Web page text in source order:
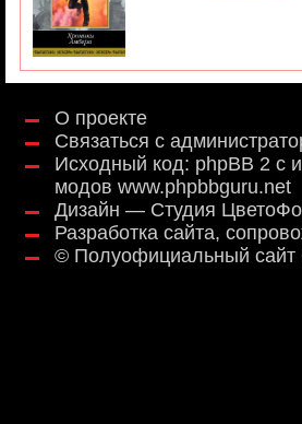
О проекте
Связаться с
Исходный код: phpBB 2 с
модов www.phpbbguru.net
Дизайн — Студия
Разработка сайта,
© Полуофициальный